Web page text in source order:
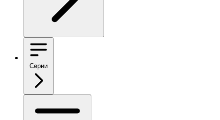
Серии